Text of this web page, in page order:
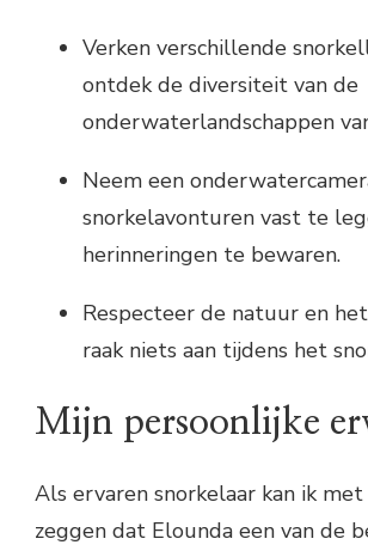
Verken verschillende
ontdek de diversiteit van de
onderwaterlandschappen
Neem een
snorkelavonturen vast te
herinneringen te bewaren.
Respecteer de natuur en
raak niets aan tijdens het
Mijn persoonlijke
Als ervaren snorkelaar kan ik
zeggen dat Elounda een van de